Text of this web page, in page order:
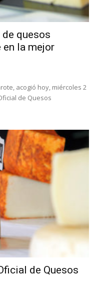
quesos
la mejor
acogió hoy, miércoles 2
de Quesos
de Quesos